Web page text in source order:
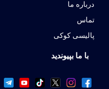
درباره ما
تماس
پالیسی کوکی
با ما بپیوندید